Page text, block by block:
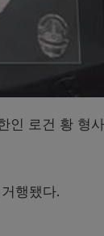
인 로건 황 형
행됐다.